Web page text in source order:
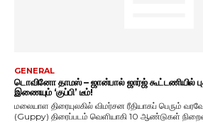
GENERAL
டொவினோ தாமஸ் – ஜான்பால் ஜார்ஜ் கூட்டணியில்
இணையும் ‘குப்பி’ டீம்!
மலையாள திரையுலகில் விமர்சன ரீதியாகப் பெரும்
(Guppy) திரைப்படம் வெளியாகி 10 ஆண்டுகள்